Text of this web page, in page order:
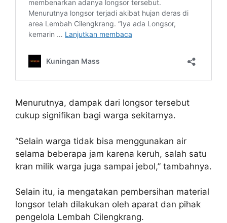
Menurutnya, dampak dari longsor tersebut
cukup signifikan bagi warga sekitarnya.
“Selain warga tidak bisa menggunakan air
selama beberapa jam karena keruh, salah satu
kran milik warga juga sampai jebol,” tambahnya.
Selain itu, ia mengatakan pembersihan material
longsor telah dilakukan oleh aparat dan pihak
pengelola Lembah Cilengkrang.